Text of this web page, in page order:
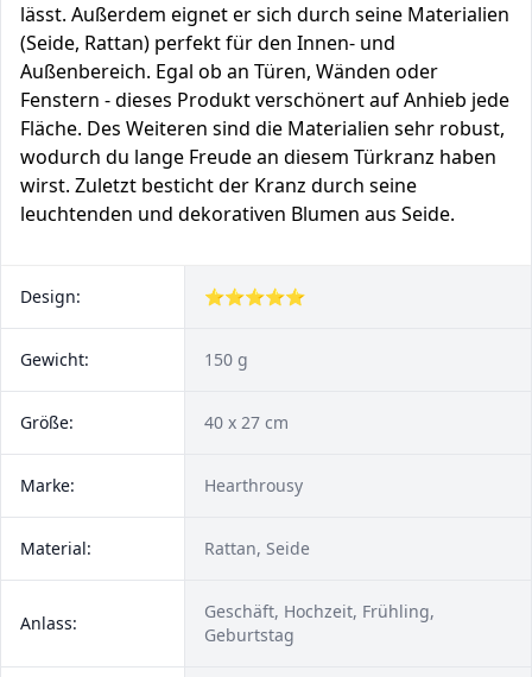
lässt. Außerdem eignet er sich durch seine Materialien
(Seide, Rattan) perfekt für den Innen- und
Außenbereich. Egal ob an Türen, Wänden oder
Fenstern - dieses Produkt verschönert auf Anhieb jede
Fläche. Des Weiteren sind die Materialien sehr robust,
wodurch du lange Freude an diesem Türkranz haben
wirst. Zuletzt besticht der Kranz durch seine
leuchtenden und dekorativen Blumen aus Seide.
Design: ⭐⭐⭐⭐⭐
Gewicht: 150 g
Größe: 40 x 27 cm
Marke: Hearthrousy
Material: Rattan, Seide
Anlass:
Geschäft, Hochzeit, Frühling,
Geburtstag